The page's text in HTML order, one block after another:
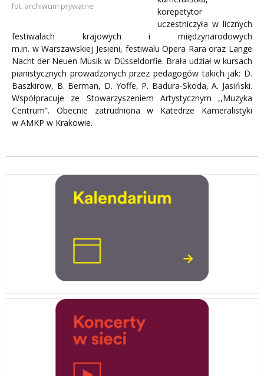
fot. archiwum prywatne
korepetytor
uczestniczyła w licznych
festiwalach krajowych i międzynarodowych
m.in. w Warszawskiej Jesieni, festiwalu Opera Rara oraz Lange
Nacht der Neuen Musik w Düsseldorfie. Brała udział w kursach
pianistycznych prowadzonych przez pedagogów takich jak: D.
Baszkirow, B. Berman, D. Yoffe, P. Badura-Skoda, A. Jasiński.
Współpracuje ze Stowarzyszeniem Artystycznym ,,Muzyka
Centrum”. Obecnie zatrudniona w Katedrze Kameralistyki
w AMKP w Krakowie.